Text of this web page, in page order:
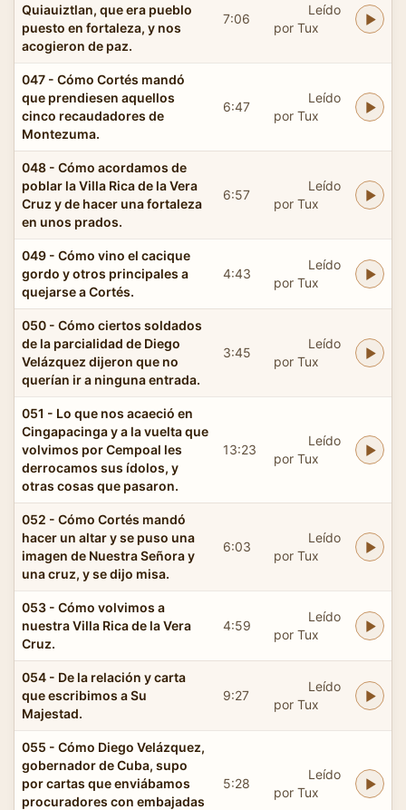
Quiauiztlan, que era pueblo
puesto en fortaleza, y nos
acogieron de paz.
7:06
Leído
por Tux
047 - Cómo Cortés mandó
que prendiesen aquellos
cinco recaudadores de
Montezuma.
6:47
Leído
por Tux
048 - Cómo acordamos de
poblar la Villa Rica de la Vera
Cruz y de hacer una fortaleza
en unos prados.
6:57
Leído
por Tux
049 - Cómo vino el cacique
gordo y otros principales a
quejarse a Cortés.
4:43
Leído
por Tux
050 - Cómo ciertos soldados
de la parcialidad de Diego
Velázquez dijeron que no
querían ir a ninguna entrada.
3:45
Leído
por Tux
051 - Lo que nos acaeció en
Cingapacinga y a la vuelta que
volvimos por Cempoal les
derrocamos sus ídolos, y
otras cosas que pasaron.
13:23
Leído
por Tux
052 - Cómo Cortés mandó
hacer un altar y se puso una
imagen de Nuestra Señora y
una cruz, y se dijo misa.
6:03
Leído
por Tux
053 - Cómo volvimos a
nuestra Villa Rica de la Vera
Cruz.
4:59
Leído
por Tux
054 - De la relación y carta
que escribimos a Su
Majestad.
9:27
Leído
por Tux
055 - Cómo Diego Velázquez,
gobernador de Cuba, supo
por cartas que enviábamos
procuradores con embajadas
5:28
Leído
por Tux